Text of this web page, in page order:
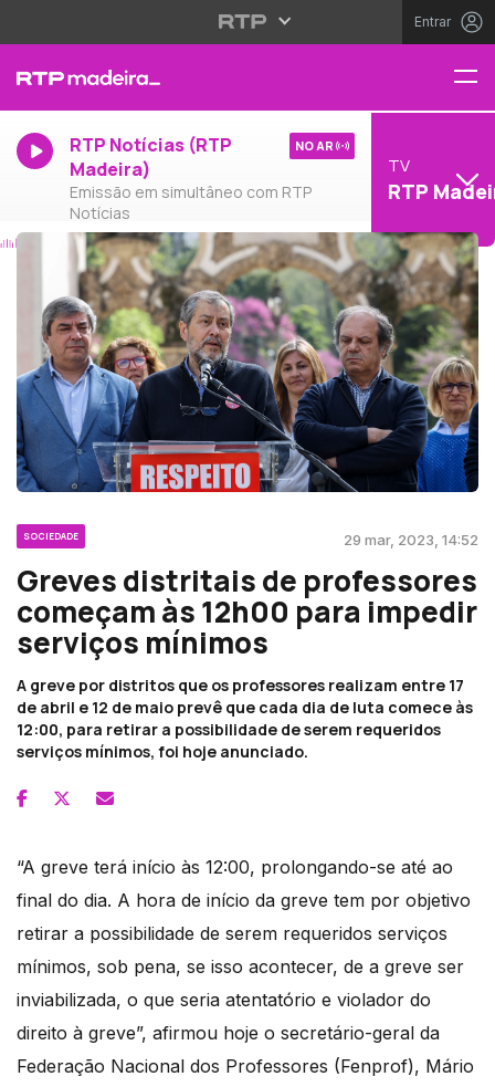
Entrar
RTP Notícias (RTP
Madeira)
Emissão em simultâneo com RTP
Notícias
NO AR
TV
RTP
SOCIEDADE 29 mar, 2023, 14:52
Greves distritais de professores
começam às 12h00 para impedir
serviços mínimos
A greve por distritos que os professores realizam entre 17
de abril e 12 de maio prevê que cada dia de luta comece às
12:00, para retirar a possibilidade de serem requeridos
serviços mínimos, foi hoje anunciado.
“A greve terá início às 12:00, prolongando-se até ao
final do dia. A hora de início da greve tem por objetivo
retirar a possibilidade de serem requeridos serviços
mínimos, sob pena, se isso acontecer, de a greve ser
inviabilizada, o que seria atentatório e violador do
direito à greve”, afirmou hoje o secretário-geral da
Federação Nacional dos Professores (Fenprof), Mário